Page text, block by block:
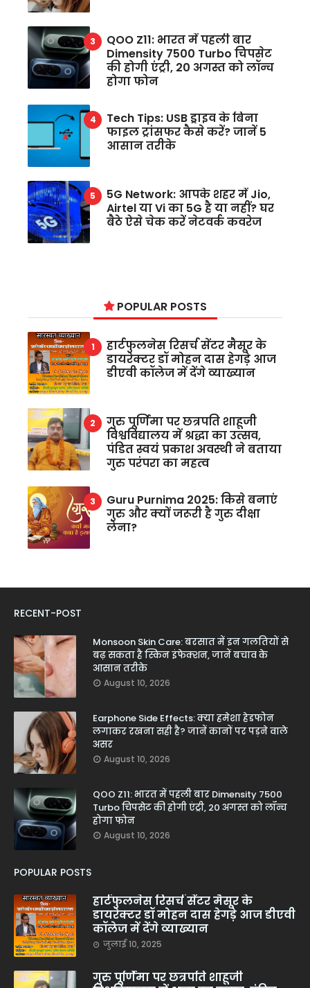
QOO Z11: भारत में पहली बार
Dimensity 7500 Turbo चिपसेट
की होगी एंट्री, 20 अगस्त को लॉन्च
होगा फोन
Tech Tips: USB ड्राइव के बिना
फाइल ट्रांसफर कैसे करें? जानें 5
आसान तरीके
5G Network: आपके शहर में Jio,
Airtel या Vi का 5G है या नहीं? घर
बैठे ऐसे चेक करें नेटवर्क कवरेज
POPULAR POSTS
हार्टफुलनेस रिसर्च सेंटर मैसूर के
डायरेक्टर डॉ मोहन दास हेगड़े आज
डीएवी कॉलेज में देंगे व्याख्यान
गुरु पूर्णिमा पर छत्रपति शाहूजी
विश्वविद्यालय में श्रद्धा का उत्सव,
पंडित स्वयं प्रकाश अवस्थी ने बताया
गुरु परंपरा का महत्व
Guru Purnima 2025: किसे बनाएं
गुरु और क्यों जरूरी है गुरु दीक्षा
लेना?
RECENT-POST
Monsoon Skin Care: बरसात में इन गलतियों से
बढ़ सकता है स्किन इंफेक्शन, जानें बचाव के
आसान तरीके
August 10, 2026
Earphone Side Effects: क्या हमेशा हेडफोन
लगाकर रखना सही है? जानें कानों पर पड़ने वाले
असर
August 10, 2026
QOO Z11: भारत में पहली बार Dimensity 7500
Turbo चिपसेट की होगी एंट्री, 20 अगस्त को लॉन्च
होगा फोन
August 10, 2026
POPULAR POSTS
हार्टफुलनेस रिसर्च सेंटर मैसूर के
डायरेक्टर डॉ मोहन दास हेगड़े आज डीएवी
कॉलेज में देंगे व्याख्यान
जुलाई 10, 2025
गुरु पूर्णिमा पर छत्रपति शाहूजी